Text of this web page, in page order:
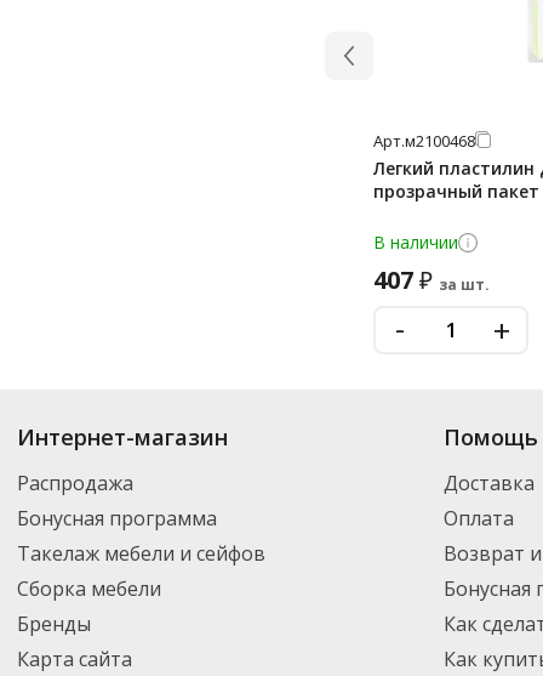
Арт.м2100468
Легкий пластилин
прозрачный пакет
В наличии
407₽ за шт.
- +
Купить до 5 095
включая новинки. Вы можете выбрать нужный товар и добавить его в
регионы России – партнерской транспортной компанией DPD. Для
Интернет-магазин
Распродажа
Бонусная программа
Такелаж мебели и сейфов
Сборка мебели
Бренды
Карта сайта
Помощь
Доставка
Оплата
Возврат
Бонусная
Как
Как